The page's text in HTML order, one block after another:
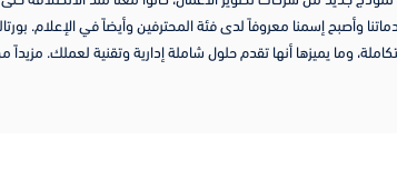
لدى فئة المحترفين وأيضاً في الإعلام. بورتالس شركة
حلول شاملة إدارية وتقنية لعملك. مزيداً من النجاح